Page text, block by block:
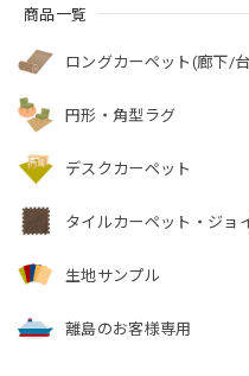
商品一覧
ロングカーペット(廊下/
円形・角型ラグ
デスクカーペット
タイルカーペット・ジョ
生地サンプル
離島のお客様専用